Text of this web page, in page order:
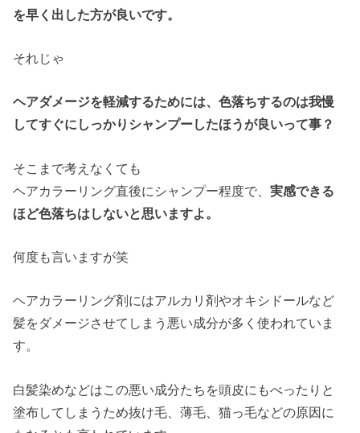
を早く出した方が良いです。
それじゃ
ヘアダメージを軽減するためには、色落ちするのは我慢
してすぐにしっかりシャンプーしたほうが良いって事？
そこまで考えなくても
ヘアカラーリング直後にシャンプー程度で、実感できる
ほど色落ちはしないと思いますよ。
何度も言いますが笑
ヘアカラーリング剤にはアルカリ剤やオキシドールなど
髪をダメージさせてしまう悪い成分が多く使われていま
す。
白髪染めなどはこの悪い成分たちを頭皮にもべったりと
塗布してしまうため抜け毛、薄毛、猫っ毛などの原因に